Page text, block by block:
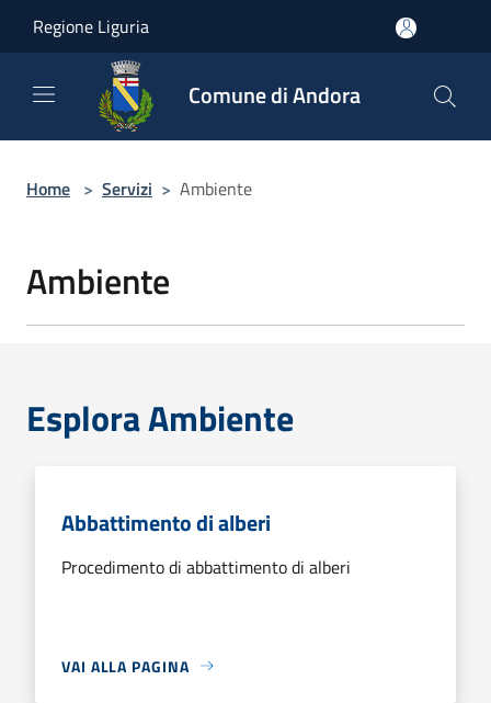
Regione Liguria
Comune di Andora
Home > Servizi > Ambiente
Ambiente
Esplora Ambiente
Abbattimento di alberi
Procedimento di abbattimento di alberi
VAI ALLA PAGINA